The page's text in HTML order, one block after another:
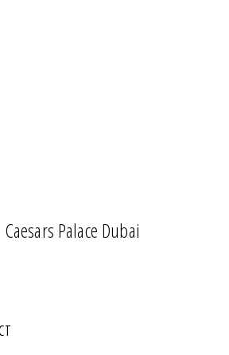
Palace Dubai